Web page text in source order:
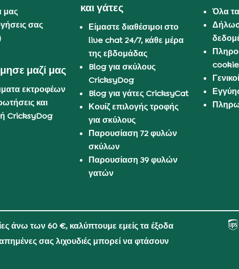
μας
σας
μαζί μας
εκτροφέων
και
CricksyDog
και γάτες
Είμαστε διαθέσιμοι στο
live chat 24/7, κάθε μέρα
της εβδομάδας
Blog για σκύλους
CricksyDog
Blog για γάτες CricksyCat
Κουίζ επιλογής τροφής
για σκύλους
Παρουσίαση 72 φυλών
σκύλων
Παρουσίαση 39 φυλών
γατών
Όλα
άνω των 60 €, καλύπτουμε εμείς τα έξοδα
σας λιχουδιές μπορεί να φτάσουν